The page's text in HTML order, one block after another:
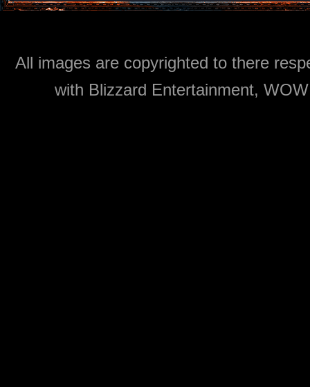
All images are copyrighted to there
with Blizzard Entertainment,